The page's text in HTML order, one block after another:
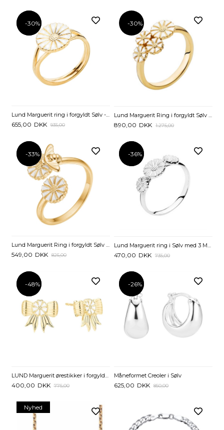
-30%
-30%
Lund Marguerit ring i forgyldt Sølv - 11 mm
655,00 DKK 935,00
-30%
890,00 DKK 1.275,00
-33%
-33%
Lund Marguerit Ring i forgyldt Sølv med Bi
549,00 DKK 825,00
-36%
-36%
Lund Marguerit ring i Sølv med 3 Margueritter
470,00 DKK 735,00
-48%
-48%
LUND Marguerit ørestikker i forgyldt Sølv med Sløjfer
400,00 DKK 775,00
-26%
-26%
Måneformet Creoler i Sølv
625,00 DKK 850,00
Nyhed